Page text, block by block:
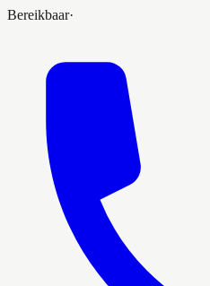
Bereikbaar·